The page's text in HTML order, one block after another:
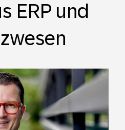
ERP und